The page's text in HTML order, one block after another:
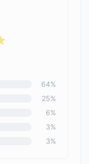
64%
25%
6%
3%
3%